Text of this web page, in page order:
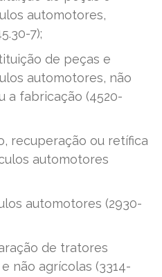
automotores,
7);
de peças e
automotores, não
a fabricação (4520-
recuperação ou retífica
automotores
automotores (2930-
de tratores
não agrícolas (3314-